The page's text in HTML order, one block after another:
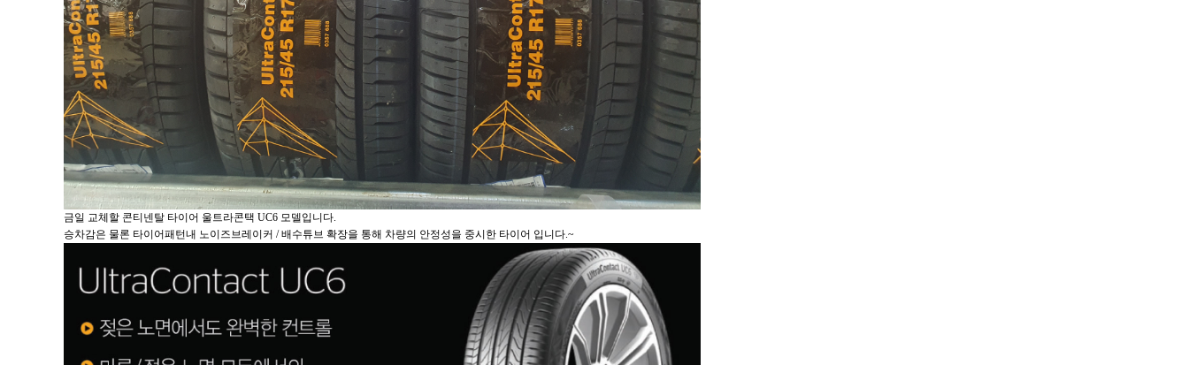
금일 교체할 콘티넨탈 타이어 울트라콘택 UC6 모델입니다.
승차감은 물론 타이어패턴내 노이즈브레이커 / 배수튜브 확장을 통해 차량의 안정성을 중시한 타이어 입니다.~